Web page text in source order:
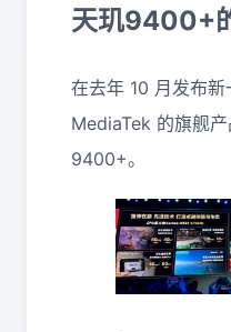
天玑9400+
在去年 10 月发布新
MediaTek 的旗舰
9400+。